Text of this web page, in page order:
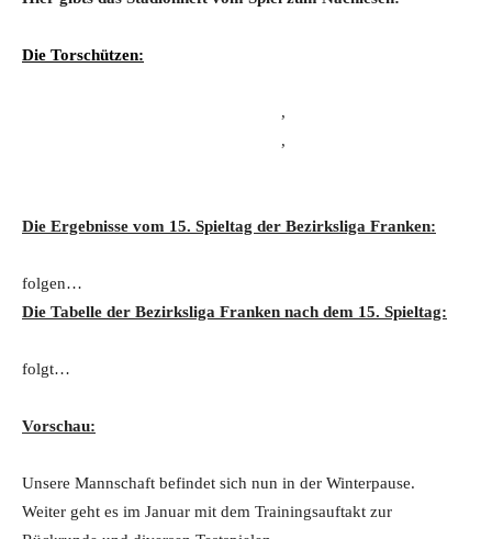
Die Torschützen:
,
,
Die Ergebnisse vom 15. Spieltag der Bezirksliga Franken:
folgen…
Die Tabelle der Bezirksliga Franken nach dem 15. Spieltag:
folgt…
Vorschau:
Unsere Mannschaft befindet sich nun in der Winterpause.
Weiter geht es im Januar mit dem Trainingsauftakt zur